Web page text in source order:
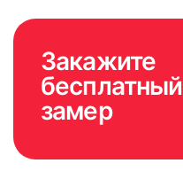
Закажите
бесплатный
замер